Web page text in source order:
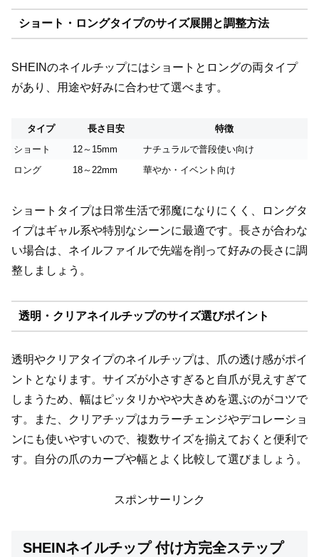
ショート・ロングタイプのサイズ展開と調整方法
SHEINのネイルチップにはショートとロングの両タイプ
があり、用途や好みに合わせて選べます。
タイプ 長さ目安
特徴
ショート
12～15mm
ナチュラルで普段使い向け
ロング
18～22mm 華やか・イベント向け
ショートタイプは日常生活で邪魔になりにくく、ロングタ
イプはギャル系や特別なシーンに最適です。長さが合わな
い場合は、ネイルファイルで先端を削って好みの長さに調
整しましょう。
透明・クリアネイルチップのサイズ選びポイント
透明やクリアタイプのネイルチップは、爪の透け感がポイ
ントとなります。サイズが小さすぎると自爪が見えすぎて
しまうため、幅はピッタリかやや大きめを選ぶのがコツで
す。また、クリアチップはカラーチェンジやデコレーショ
ンにも使いやすいので、複数サイズを揃えておくと便利で
す。自分の爪のカーブや幅とよく比較して選びましょう。
スポンサーリンク
SHEINネイルチップ 付け方完全ステップ